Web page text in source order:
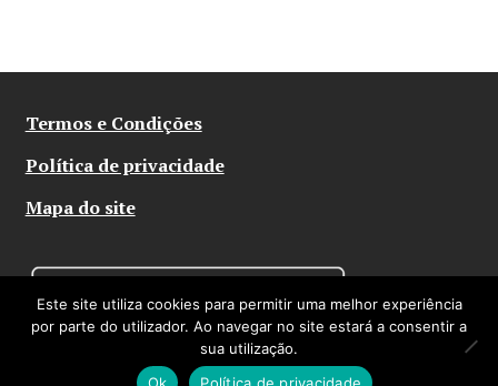
Termos e Condições
Política de privacidade
Mapa do site
Este site utiliza cookies para permitir uma melhor experiência
por parte do utilizador. Ao navegar no site estará a consentir a
sua utilização.
Ok
Política de privacidade